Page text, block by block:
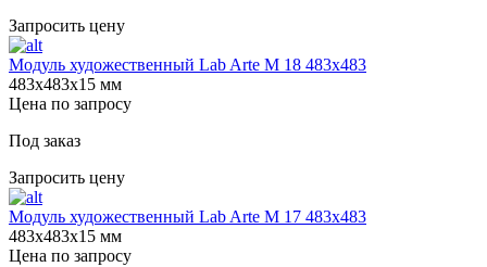
Запросить цену
Модуль художественный Lab Arte М 18 483х483
483х483х15 мм
Цена по запросу
Под заказ
Запросить цену
Модуль художественный Lab Arte М 17 483х483
483х483х15 мм
Цена по запросу